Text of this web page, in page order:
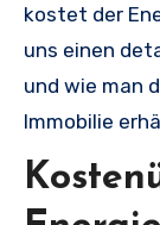
kostet der
uns einen
und wie man
Immobilie